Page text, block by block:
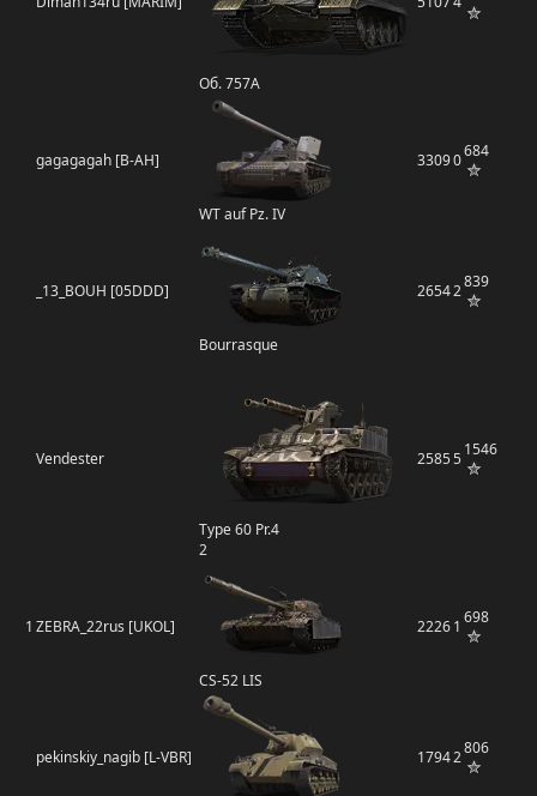
Об. 757А
gagagagah [B-AH]
WT auf Pz. IV
33090684
_13_BOUH [05DDD]
Bourrasque
26542839
Vendester
Type 60 Pr.4
2
258551546
1 ZEBRA_22rus [UKOL]
CS-52 LIS
22261 698
pekinskiy_nagib [L-VBR] 17942806